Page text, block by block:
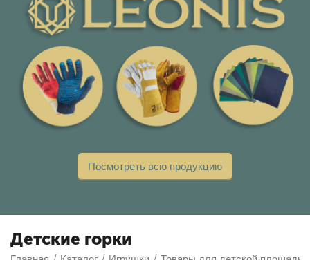
Посмотреть всю продукцию
Детские горки